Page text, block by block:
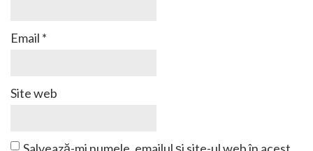
Email *
Site web